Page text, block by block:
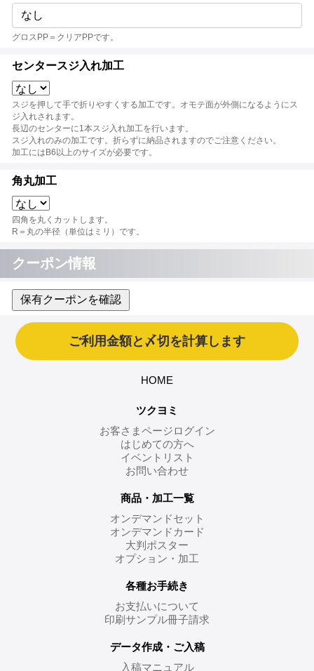
なし
グロスPP＝クリアPPです。
センタースジ入れ加工
スジを押して手で折りやすくする加工です。オモテ面が外側になるようにス
ジ入れされます。
長辺のセンターに1本スジ入れ加工を行います。
スジ入れのみの加工です。折らずに納品されますのでご注意ください。
加工にはB6以上のサイズが必要です。
角丸加工
四角を丸くカットします。
R＝丸の半径（単位はミリ）です。
クーポン情報
保有クーポンを確認
HOME
ツクヨミ
お客さまページログイン
はじめての方へ
イベントリスト
お問い合わせ
商品・加工一覧
オンデマンドセット
オンデマンドカード
大判ポスター
オプション・加工
各種お手続き
お支払いについて
印刷サンプル冊子請求
データ作成・ご入稿
入稿マニュアル